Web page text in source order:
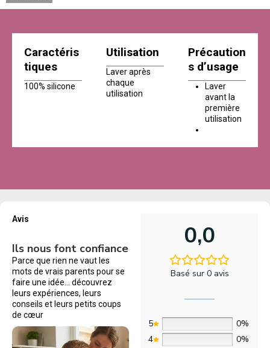
Caractéris
tiques
100% silicone
Utilisation
Laver après
chaque
utilisation
Précaution
s d’usage
Laver
avant la
première
utilisation
Avis
Ils nous font confiance
Parce que rien ne vaut les
mots de vrais parents pour se
faire une idée… découvrez
leurs expériences, leurs
conseils et leurs petits coups
de cœur
0,0
Basé sur 0 avis
5
0%
4
0%